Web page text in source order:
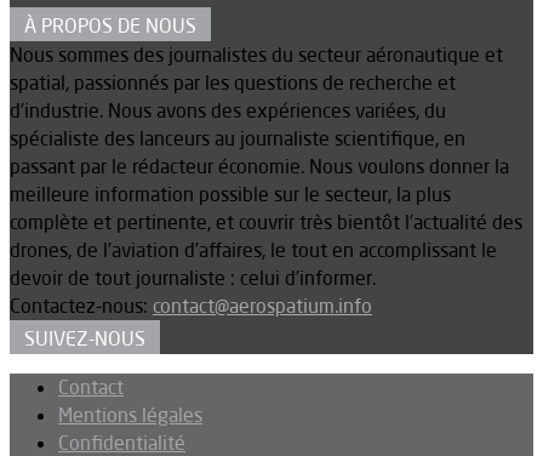
À PROPOS DE NOUS
Nous sommes des journalistes du secteur aéronautique et
spatial, passionnés par les questions de recherche et
d’industrie. Nous avons des expériences variées, du
spécialiste des lanceurs au journaliste scientifique, en
passant par le rédacteur économie. Nous voulons donner la
meilleure information possible sur le secteur, la plus
complète et pertinente, et couvrir très bientôt l’actualité des
drones, de l’aviation d’affaires, le tout en accomplissant le
devoir de tout journaliste : celui d’informer.
Contactez-nous: contact@aerospatium.info
SUIVEZ-NOUS
Contact
Mentions légales
Confidentialité